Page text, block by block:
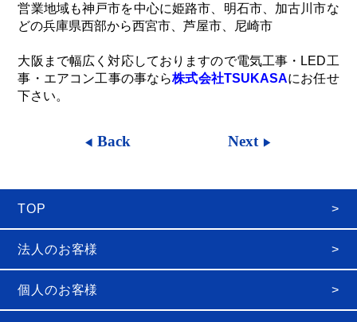
営業地域も神戸市を中心に姫路市、明石市、加古川市な
どの兵庫県西部から西宮市、芦屋市、尼崎市
大阪まで幅広く対応しておりますので電気工事・LED工
事・エアコン工事の事なら株式会社TSUKASAにお任せ
下さい。
Back Next
TOP
法人のお客様
個人のお客様